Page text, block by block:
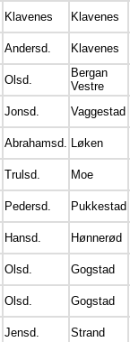
Klavenes
Klavenes
Andersd.
Klavenes
Olsd.
Bergan
Vestre
Jonsd.
Vaggestad
Abrahamsd. Løken
Trulsd.
Moe
Pedersd.
Pukkestad
Hansd.
Hønnerød
Olsd.
Gogstad
Olsd.
Gogstad
Jensd.
Strand